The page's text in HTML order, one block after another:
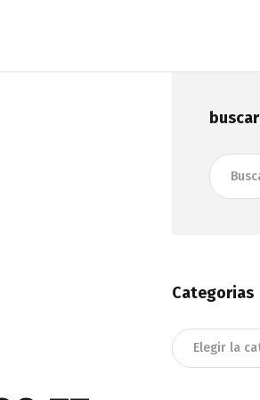
buscar
Buscar:
Categorias
Categorias